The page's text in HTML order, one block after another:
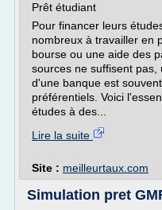
Prêt étudiant
Pour financer leurs
nombreux à travailler en
bourse ou une aide des
sources ne suffisent
d'une banque est
préférentiels. Voici
études à des...
Lire la suite
Site : meilleurtaux.com
Simulation pret